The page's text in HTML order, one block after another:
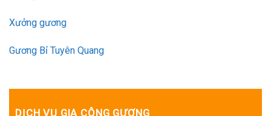
Xưởng gương
Gương Bỉ Tuyên Quang
DỊCH VỤ GIA CÔNG GƯƠNG